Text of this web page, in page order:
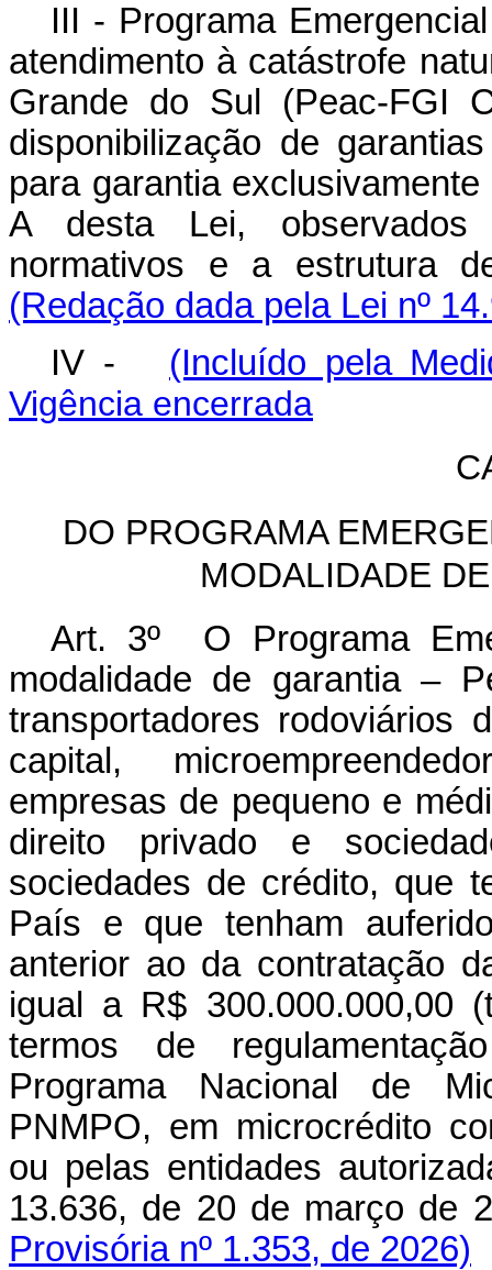
III - Programa
atendimento à catástrofe
Grande do Sul (Peac-FGI
disponibilização de
para garantia
A desta Lei, observados
normativos e a
(Redação dada pela Lei nº
IV - (Incluído pela
Vigência encerrada
DO PROGRAMA
MODALIDADE
Art. 3º O Programa
modalidade de garantia –
transportadores rodoviários
capital,
empresas de pequeno e
direito privado e
sociedades de crédito, que
País e que tenham
anterior ao da contratação
igual a R$ 300.000.000,00
termos de
Programa Nacional de
PNMPO, em microcrédito
ou pelas entidades
13.636, de 20 de março de
Provisória nº 1.353, de 2026)